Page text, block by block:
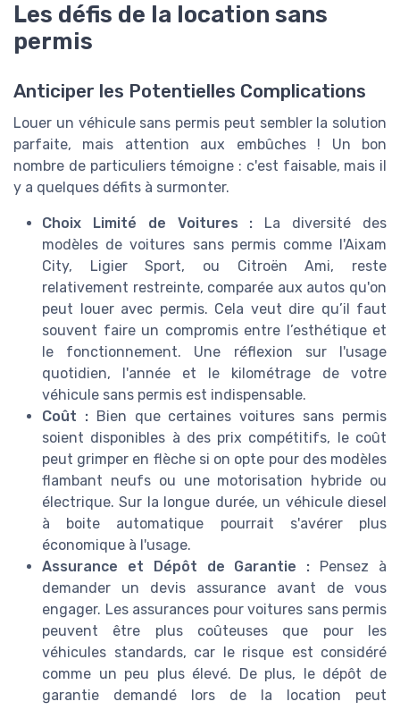
Les défis de la location sans
permis
Anticiper les Potentielles Complications
Louer un véhicule sans permis peut sembler la solution
parfaite, mais attention aux embûches ! Un bon
nombre de particuliers témoigne : c'est faisable, mais il
y a quelques défits à surmonter.
Choix Limité de Voitures : La diversité des
modèles de voitures sans permis comme l'Aixam
City, Ligier Sport, ou Citroën Ami, reste
relativement restreinte, comparée aux autos qu'on
peut louer avec permis. Cela veut dire qu’il faut
souvent faire un compromis entre l’esthétique et
le fonctionnement. Une réflexion sur l'usage
quotidien, l'année et le kilométrage de votre
véhicule sans permis est indispensable.
Coût :Bien que certaines voitures sans permis
soient disponibles à des prix compétitifs, le coût
peut grimper en flèche si on opte pour des modèles
flambant neufs ou une motorisation hybride ou
électrique. Sur la longue durée, un véhicule diesel
à boite automatique pourrait s'avérer plus
économique à l'usage.
Assurance et Dépôt de Garantie : Pensez à
demander un devis assurance avant de vous
engager. Les assurances pour voitures sans permis
peuvent être plus coûteuses que pour les
véhicules standards, car le risque est considéré
comme un peu plus élevé. De plus, le dépôt de
garantie demandé lors de la location peut